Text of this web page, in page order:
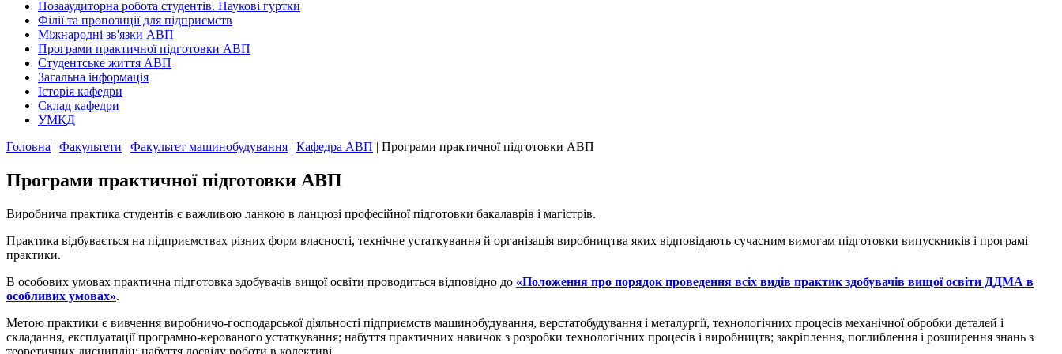
Позааудиторна робота студентів. Наукові гуртки
Філії та пропозиції для підприємств
Міжнародні зв'язки АВП
Програми практичної підготовки АВП
Студентське життя АВП
Загальна інформація
Історія кафедри
Склад кафедри
УМКД
Головна | Факультети | Факультет машинобудування | Кафедра АВП | Програми практичної підготовки АВП
Програми практичної підготовки АВП
Виробнича практика студентів є важливою ланкою в ланцюзі професійної підготовки бакалаврів і магістрів.
Практика відбувається на підприємствах різних форм власності, технічне устаткування й організація виробництва яких відповідають сучасним вимогам підготовки випускників і програмі
практики.
В особових умовах практична підготовка здобувачів вищої освіти проводиться відповідно до «Положення про порядок проведення всіх видів практик здобувачів вищої освіти ДДМА в
особливих умовах».
Метою практики є вивчення виробничо-господарської діяльності підприємств машинобудування, верстатобудування і металургії, технологічних процесів механічної обробки деталей і
складання, експлуатації програмно-керованого устаткування; набуття практичних навичок з розробки технологічних процесів і виробництв; закріплення, поглиблення і розширення знань з